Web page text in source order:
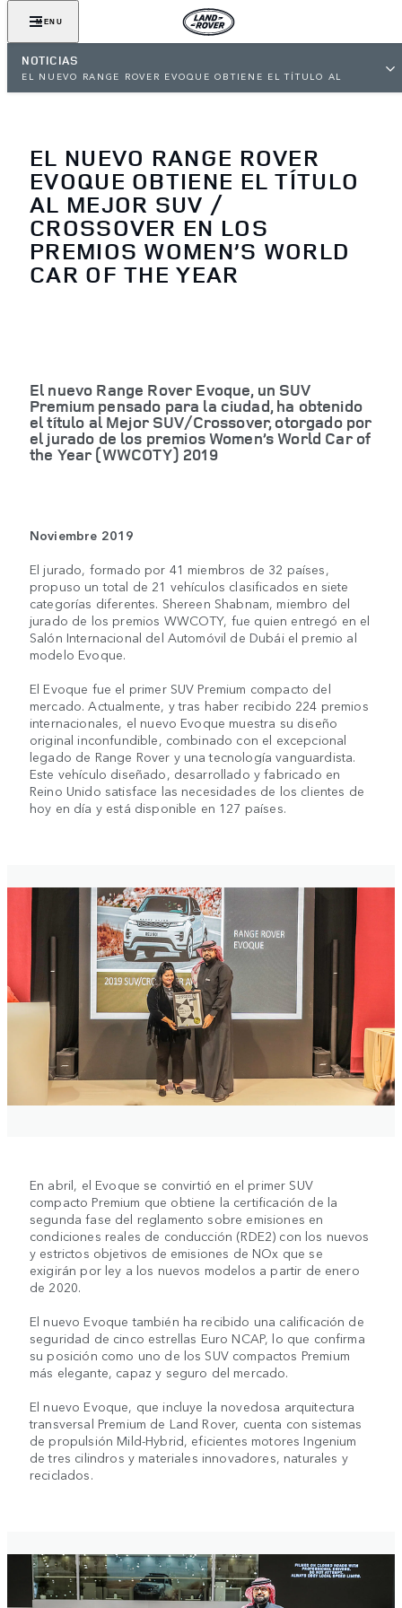
MENU
NOTICIAS
EL NUEVO RANGE ROVER EVOQUE OBTIENE EL TÍTULO AL
CAR OF THE YEAR
EL NUEVO RANGE ROVER
EVOQUE OBTIENE EL TÍTULO
AL MEJOR SUV /
CROSSOVER EN LOS
PREMIOS WOMEN’S WORLD
CAR OF THE YEAR
El nuevo Range Rover Evoque, un SUV
Premium pensado para la ciudad, ha obtenido
el título al Mejor SUV/Crossover, otorgado por
el jurado de los premios Women’s World Car of
the Year (WWCOTY) 2019
Noviembre 2019
El jurado, formado por 41 miembros de 32 países,
propuso un total de 21 vehículos clasificados en siete
categorías diferentes. Shereen Shabnam, miembro del
jurado de los premios WWCOTY, fue quien entregó en el
Salón Internacional del Automóvil de Dubái el premio al
modelo Evoque.
El Evoque fue el primer SUV Premium compacto del
mercado. Actualmente, y tras haber recibido 224 premios
internacionales, el nuevo Evoque muestra su diseño
original inconfundible, combinado con el excepcional
legado de Range Rover y una tecnología vanguardista.
Este vehículo diseñado, desarrollado y fabricado en
Reino Unido satisface las necesidades de los clientes de
hoy en día y está disponible en 127 países.
En abril, el Evoque se convirtió en el primer SUV
compacto Premium que obtiene la certificación de la
segunda fase del reglamento sobre emisiones en
condiciones reales de conducción (RDE2) con los nuevos
y estrictos objetivos de emisiones de NOx que se
exigirán por ley a los nuevos modelos a partir de enero
de 2020.
El nuevo Evoque también ha recibido una calificación de
seguridad de cinco estrellas Euro NCAP, lo que confirma
su posición como uno de los SUV compactos Premium
más elegante, capaz y seguro del mercado.
El nuevo Evoque, que incluye la novedosa arquitectura
transversal Premium de Land Rover, cuenta con sistemas
de propulsión Mild-Hybrid, eficientes motores Ingenium
de tres cilindros y materiales innovadores, naturales y
reciclados.